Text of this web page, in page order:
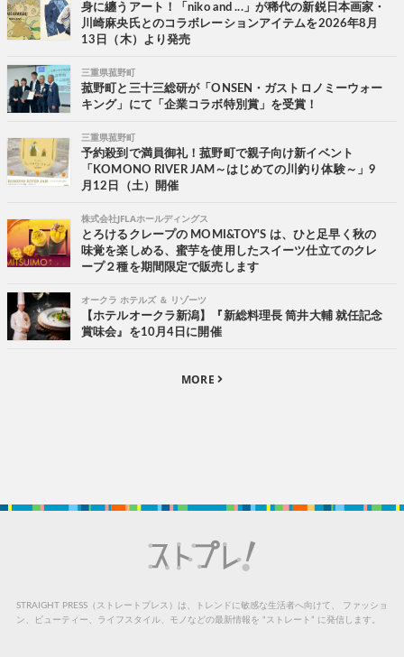
身に纏うアート！「niko and ...」が稀代の新鋭日本画家・
川崎麻央氏とのコラボレーションアイテムを2026年8月
13日（木）より発売
三重県菰野町
菰野町と三十三総研が「ONSEN・ガストロノミーウォー
キング」にて「企業コラボ特別賞」を受賞！
三重県菰野町
予約殺到で満員御礼！菰野町で親子向け新イベント
「KOMONO RIVER JAM～はじめての川釣り体験～」9
月12日（土）開催
株式会社JFLAホールディングス
とろけるクレープの MOMI&TOY'S は、ひと足早く秋の
味覚を楽しめる、蜜芋を使用したスイーツ仕立てのクレ
ープ２種を期間限定で販売します
オークラ ホテルズ ＆ リゾーツ
【ホテルオークラ新潟】『新総料理長 筒井大輔 就任記念
賞味会』を10月4日に開催
MORE
STRAIGHT PRESS（ストレートプレス）は、トレンドに敏感な生活者へ向けて、
ファッショ
ン、ビューティー、ライフスタイル、モノなどの最新情報を “ストレート” に発信します。